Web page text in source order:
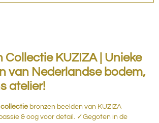
Collectie KUZIZA | Unieke
van Nederlandse bodem,
atelier!
bronzen beelden van KUZIZA
& oog voor detail. ✓Gegoten in de